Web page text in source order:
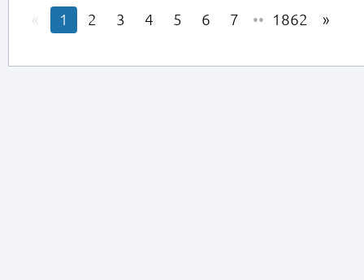
1 2 3 4 5 6 7 •• 1862